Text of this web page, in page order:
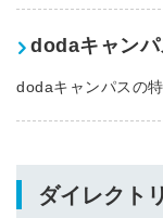
dodaキャン
dodaキャンパスの
ダイレクト